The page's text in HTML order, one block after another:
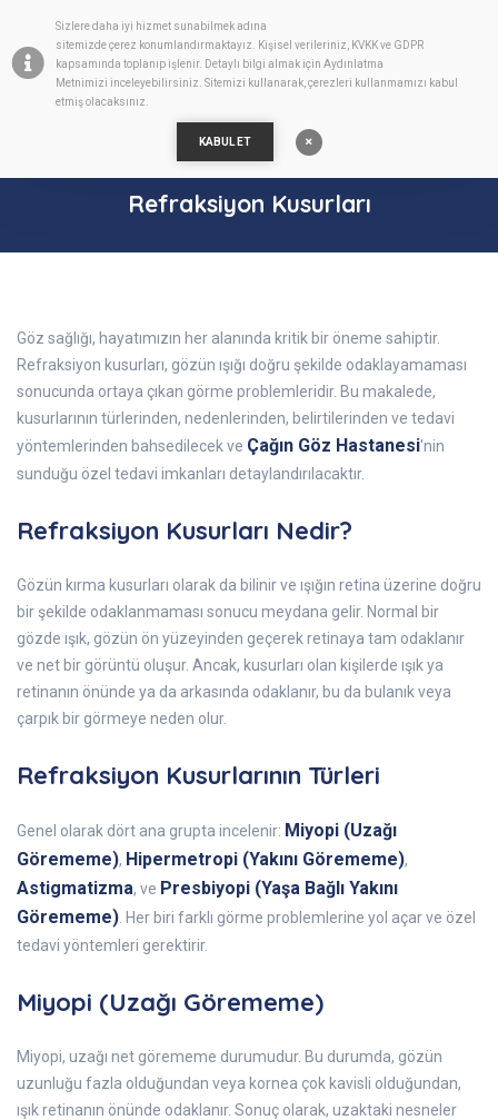
Sizlere daha iyi hizmet sunabilmek adına
sitemizdeçerez konumlandırmaktayız. Kişisel verileriniz, KVKK ve GDPR
kapsamında toplanıp işlenir. Detaylı bilgi almak için Aydınlatma
Metnimizi inceleyebilirsiniz. Sitemizi kullanarak, çerezleri kullanmamızı kabul
etmiş olacaksınız.
KABUL ET
Refraksiyon Kusurları
Göz sağlığı, hayatımızın her alanında kritik bir öneme sahiptir.
Refraksiyon kusurları, gözün ışığı doğru şekilde odaklayamaması
sonucunda ortaya çıkan görme problemleridir. Bu makalede,
kusurlarının türlerinden, nedenlerinden, belirtilerinden ve tedavi
yöntemlerinden bahsedilecek ve Çağın Göz Hastanesi'nin
sunduğu özel tedavi imkanları detaylandırılacaktır.
Refraksiyon Kusurları Nedir?
Gözün kırma kusurları olarak da bilinir ve ışığın retina üzerine doğru
bir şekilde odaklanmaması sonucu meydana gelir. Normal bir
gözde ışık, gözün ön yüzeyinden geçerek retinaya tam odaklanır
ve net bir görüntü oluşur. Ancak, kusurları olan kişilerde ışık ya
retinanın önünde ya da arkasında odaklanır, bu da bulanık veya
çarpık bir görmeye neden olur.
Refraksiyon Kusurlarının Türleri
Genel olarak dört ana grupta incelenir: Miyopi (Uzağı
Görememe), Hipermetropi (Yakını Görememe),
Astigmatizma, ve Presbiyopi (Yaşa Bağlı Yakını
Görememe) . Her biri farklı görme problemlerine yol açar ve özel
tedavi yöntemleri gerektirir.
Miyopi (Uzağı Görememe)
Miyopi, uzağı net görememe durumudur. Bu durumda, gözün
uzunluğu fazla olduğundan veya kornea çok kavisli olduğundan,
ışık retinanın önünde odaklanır. Sonuç olarak, uzaktaki nesneler